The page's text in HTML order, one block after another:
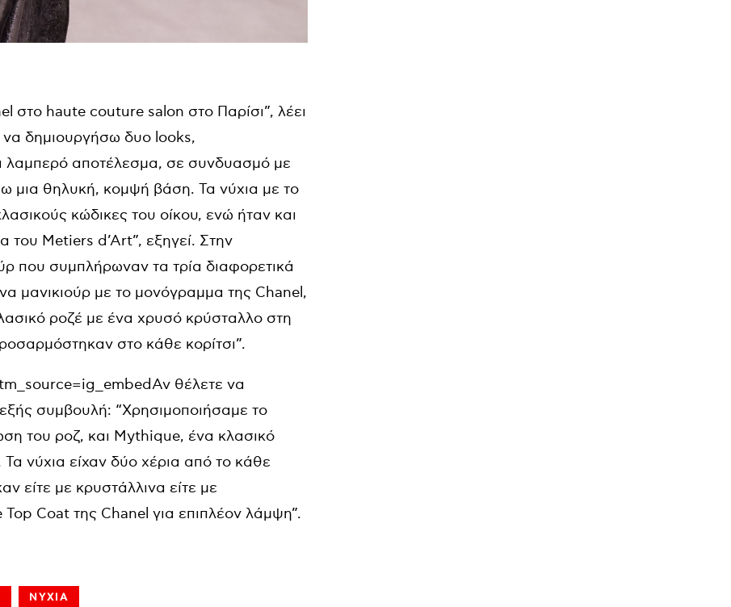
στο haute couture salon στο Παρίσι”, λέει
δημιουργήσω δυο looks,
λαμπερό αποτέλεσμα, σε συνδυασμό με
μια θηλυκή, κομψή βάση. Τα νύχια με το
κώδικες του οίκου, ενώ ήταν και
του Metiers d’Art”, εξηγεί. Στην
που συμπλήρωναν τα τρία διαφορετικά
μανικιούρ με το μονόγραμμα της Chanel,
ροζέ με ένα χρυσό κρύσταλλο στη
στο κάθε κορίτσι”.
θέλετε να
συμβουλή: “Χρησιμοποιήσαμε το
του ροζ, και Mythique, ένα κλασικό
νύχια είχαν δύο χέρια από το κάθε
είτε με κρυστάλλινα είτε με
Coat της Chanel για επιπλέον λάμψη”.
ΝΥΧΙΑ